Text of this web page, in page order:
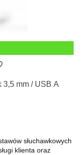
3,5 mm / USB A
słuchawkowych
klienta oraz